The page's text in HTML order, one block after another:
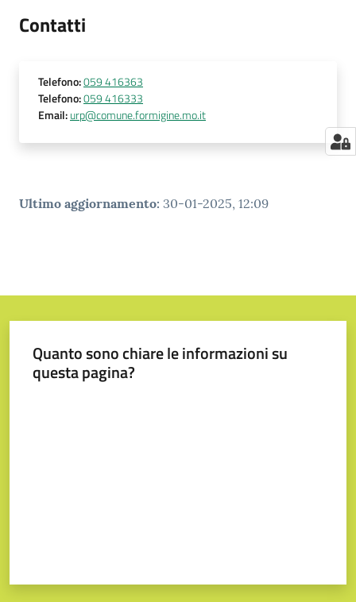
Contatti
Telefono:059 416363
Telefono:059 416333
Email:urp@comune.formigine.mo.it
Ultimo aggiornamento: 30-01-2025, 12:09
Quanto sono chiare le informazioni su
questa pagina?